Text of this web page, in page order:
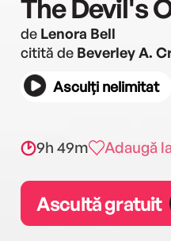
The Devil's
de Lenora Bell
citită de Beverley A.
Asculți nelimitat
9h 49m Adaugă
Ascultă gratuit